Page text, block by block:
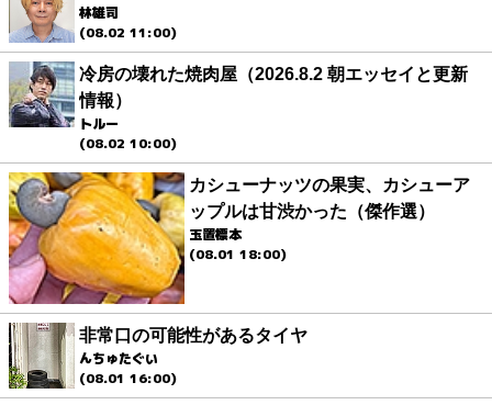
林雄司
(08.02 11:00)
冷房の壊れた焼肉屋（2026.8.2 朝エッセイと更新
情報）
トルー
(08.02 10:00)
カシューナッツの果実、カシューア
ップルは甘渋かった（傑作選）
玉置標本
(08.01 18:00)
非常口の可能性があるタイヤ
んちゅたぐい
(08.01 16:00)